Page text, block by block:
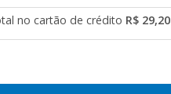
R$ 29,20